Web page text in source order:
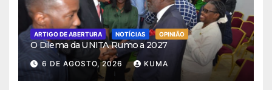
ARTIGO DE ABERTURA NOTÍCIAS OPINIÃO
O Dilema da UNITA Rumo a 2027
6 DE AGOSTO, 2026 KUMA